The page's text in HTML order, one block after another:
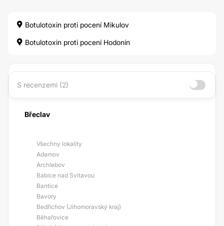
Botulotoxin proti pocení Mikulov
Botulotoxin proti pocení Hodonín
S recenzemi (2)
Břeclav
Všechny lokality
Adamov
Archlebov
Babice nad Svitavou
Bantice
Bavory
Bedřichov (Jihomoravský kraj)
Běhařovice